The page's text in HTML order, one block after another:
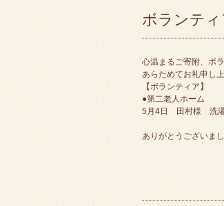
ボランティ
心温まるご寄附、ボ
あらためてお礼申し上
【ボランティア】
●第二老人ホーム
5月4日 田村様 洗濯
ありがとうございま